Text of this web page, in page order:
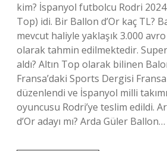
kim? İspanyol futbolcu Rodri 2024
Top) idi. Bir Ballon d’Or kaç TL?
mevcut haliyle yaklaşık 3.000
olarak tahmin edilmektedir. Super
aldı? Altın Top olarak bilinen
Fransa’daki Sports Dergisi
düzenlendi ve İspanyol milli
oyuncusu Rodri’ye teslim edildi.
d’Or adayı mı? Arda Güler Ballon…